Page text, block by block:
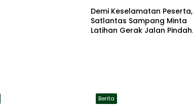
Demi Keselamatan Peserta,
Satlantas Sampang Minta
Latihan Gerak Jalan Pindah
Berita